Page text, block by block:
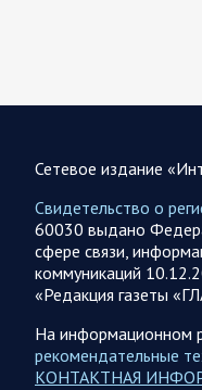
Украинские
население
За прошедшие сутки
силах ничего
гражданское
06.08.2026 07:49
Сводка на утро 6
Сетевое издание
Свидетельство о
60030 выдано
сфере связи,
коммуникаций
«Редакция газеты
На информационном
рекомендательные
КОНТАКТНАЯ